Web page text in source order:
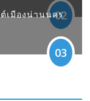
02
เมืองน่านนคร
03